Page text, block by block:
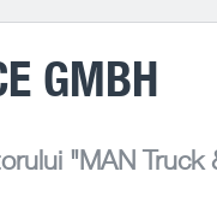
GMBH
"MAN Truck